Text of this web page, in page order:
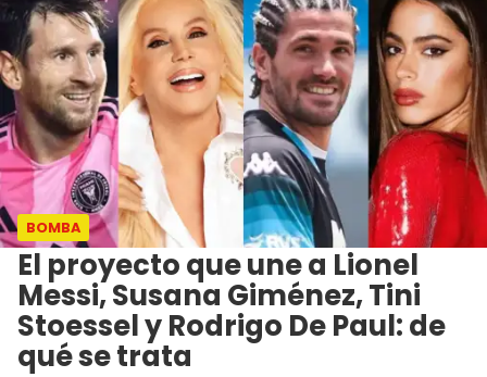
BOMBA
El proyecto que une a Lionel
Messi, Susana Giménez, Tini
Stoessel y Rodrigo De Paul: de
qué se trata